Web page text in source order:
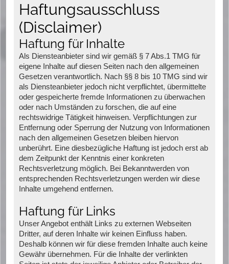
Haftungsausschluss
(Disclaimer)
Haftung für Inhalte
Als Diensteanbieter sind wir gemäß § 7 Abs.1 TMG für
eigene Inhalte auf diesen Seiten nach den allgemeinen
Gesetzen verantwortlich. Nach §§ 8 bis 10 TMG sind wir
als Diensteanbieter jedoch nicht verpflichtet, übermittelte
oder gespeicherte fremde Informationen zu überwachen
oder nach Umständen zu forschen, die auf eine
rechtswidrige Tätigkeit hinweisen. Verpflichtungen zur
Entfernung oder Sperrung der Nutzung von Informationen
nach den allgemeinen Gesetzen bleiben hiervon
unberührt. Eine diesbezügliche Haftung ist jedoch erst ab
dem Zeitpunkt der Kenntnis einer konkreten
Rechtsverletzung möglich. Bei Bekanntwerden von
entsprechenden Rechtsverletzungen werden wir diese
Inhalte umgehend entfernen.
Haftung für Links
Unser Angebot enthält Links zu externen Webseiten
Dritter, auf deren Inhalte wir keinen Einfluss haben.
Deshalb können wir für diese fremden Inhalte auch keine
Gewähr übernehmen. Für die Inhalte der verlinkten